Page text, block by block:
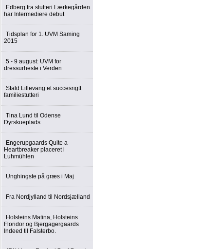
Edberg fra stutteri Lærkegården
har Intermediere debut
Tidsplan for 1. UVM Saming
2015
5 - 9 august: UVM for
dressurheste i Verden
Stald Lillevang et succesrigtt
familiestutteri
Tina Lund til Odense
Dyrskueplads
Engerupgaards Quite a
Heartbreaker placeret i
Luhmühlen
Unghingste på græs i Maj
Fra Nordjylland til Nordsjælland
Holsteins Matina, Holsteins
Floridor og Bjergagergaards
Indeed til Falsterbo.